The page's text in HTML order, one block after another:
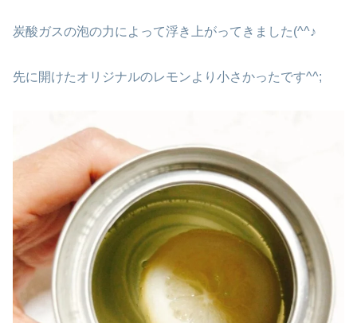
炭酸ガスの泡の力によって浮き上がってきました(^^♪
先に開けたオリジナルのレモンより小さかったです^^;